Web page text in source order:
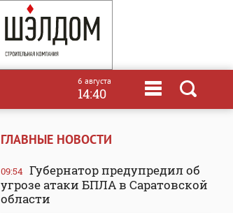
6 августа
14:40
ГЛАВНЫЕ НОВОСТИ
09:54 Губернатор предупредил об
угрозе атаки БПЛА в Саратовской
области